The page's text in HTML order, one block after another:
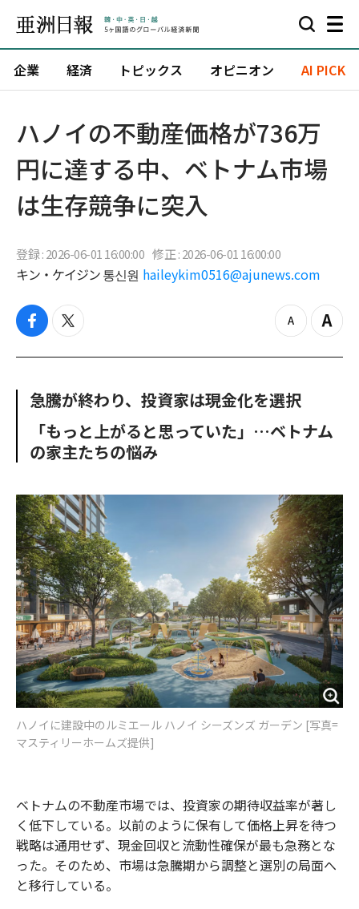
企業 経済 トピックス オピニオン AI PICK
ハノイの不動産価格が736万
円に達する中、ベトナム市場
は生存競争に突入
登録 : 2026-06-01 16:00:00 修正 : 2026-06-01 16:00:00
キン・ケイジン 통신원 haileykim0516@ajunews.com
f
c
b
o
t
i
e
z
o
u
Z
o
急騰が終わり、投資家は現金化を選択
「もっと上がると思っていた」…ベトナム
の家主たちの悩み
ハノイに建設中のルミエール ハノイ シーズンズ ガーデン [写真=
マスティリーホームズ提供]
ベトナムの不動産市場では、投資家の期待収益率が著し
く低下している。以前のように保有して価格上昇を待つ
戦略は通用せず、現金回収と流動性確保が最も急務とな
った。そのため、市場は急騰期から調整と選別の局面へ
と移行している。